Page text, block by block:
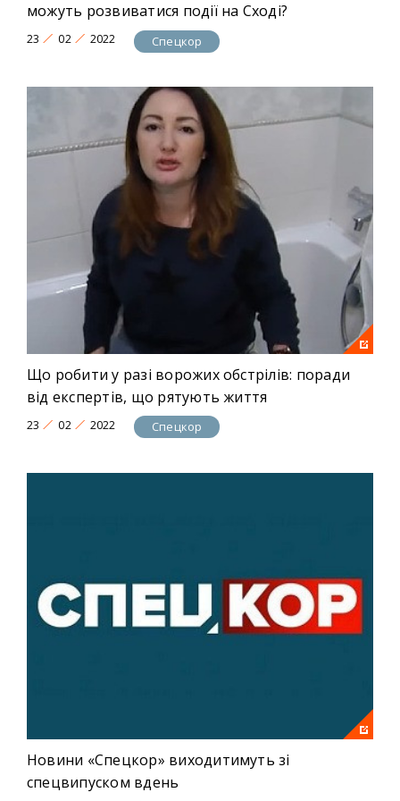
можуть розвиватися події на Сході?
23 02 2022 Спецкор
Що робити у разі ворожих обстрілів: поради
від експертів, що рятують життя
23 02 2022 Спецкор
Новини «Спецкор» виходитимуть зі
спецвипуском вдень